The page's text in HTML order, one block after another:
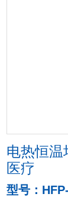
电热恒温
医疗
型号：